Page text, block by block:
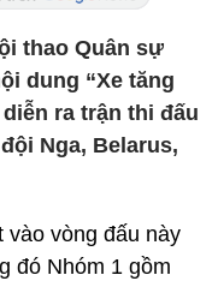
thao Quân sự
dung “Xe tăng
ra trận thi đấu
Nga, Belarus,
vào vòng đấu này
đó Nhóm 1 gồm